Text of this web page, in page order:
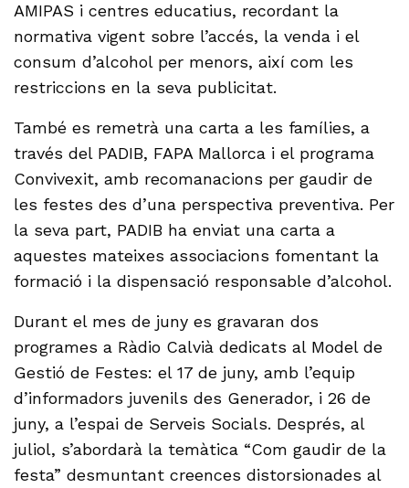
AMIPAS i centres educatius, recordant la
normativa vigent sobre l’accés, la venda i el
consum d’alcohol per menors, així com les
restriccions en la seva publicitat.
També es remetrà una carta a les famílies, a
través del PADIB, FAPA Mallorca i el programa
Convivexit, amb recomanacions per gaudir de
les festes des d’una perspectiva preventiva. Per
la seva part, PADIB ha enviat una carta a
aquestes mateixes associacions fomentant la
formació i la dispensació responsable d’alcohol.
Durant el mes de juny es gravaran dos
programes a Ràdio Calvià dedicats al Model de
Gestió de Festes: el 17 de juny, amb l’equip
d’informadors juvenils des Generador, i 26 de
juny, a l’espai de Serveis Socials. Després, al
juliol, s’abordarà la temàtica “Com gaudir de la
festa” desmuntant creences distorsionades al